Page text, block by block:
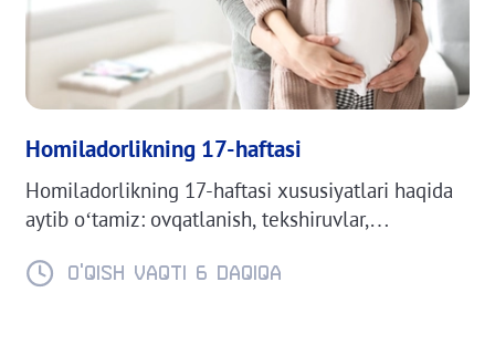
Homiladorlikning 17-haftasi
Homiladorlikning 17-haftasi xususiyatlari haqida
aytib o‘tamiz: ovqatlanish, tekshiruvlar,
O'QISH VAQTI 6 daqiqa